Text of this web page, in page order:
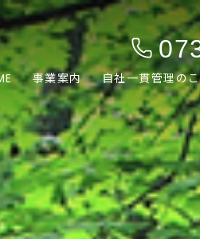
事業案内 自社一貫管理の